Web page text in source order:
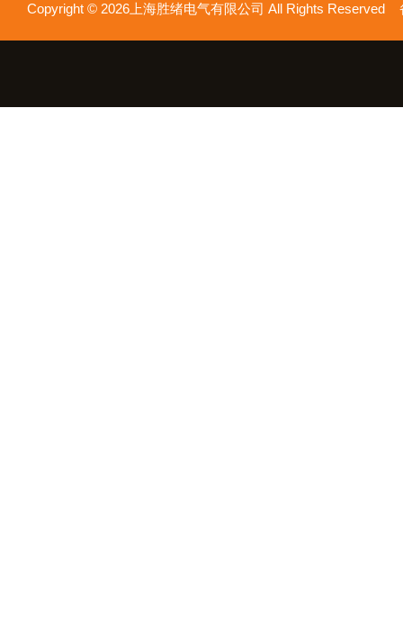
Copyright © 2026上海胜绪电气有限公司 All Rights Reserved